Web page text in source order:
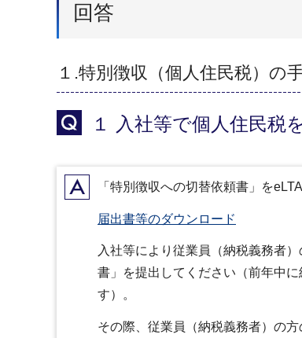
回答
１.特別徴収（個人住民税）の
Q １ 入社等で個人住民税
A 「特別徴収への切替依頼書」を
届出書等のダウンロード
入社等により従業員（納税義務者
書」を提出してください（前年中
す）。
その際、従業員（納税義務者）の